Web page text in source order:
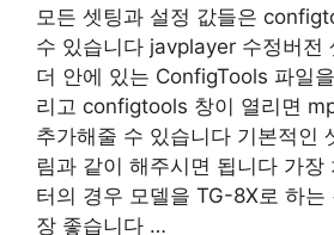
모든 셋팅과 설정 값들은
수 있습니다 javplayer 수정버전
더 안에 있는 ConfigTools 파일
리고 configtools 창이 열리면
추가해줄 수 있습니다 기본적인
림과 같이 해주시면 됩니다 가
터의 경우 모델을 TG-8X로 하는
장 좋습니다 …